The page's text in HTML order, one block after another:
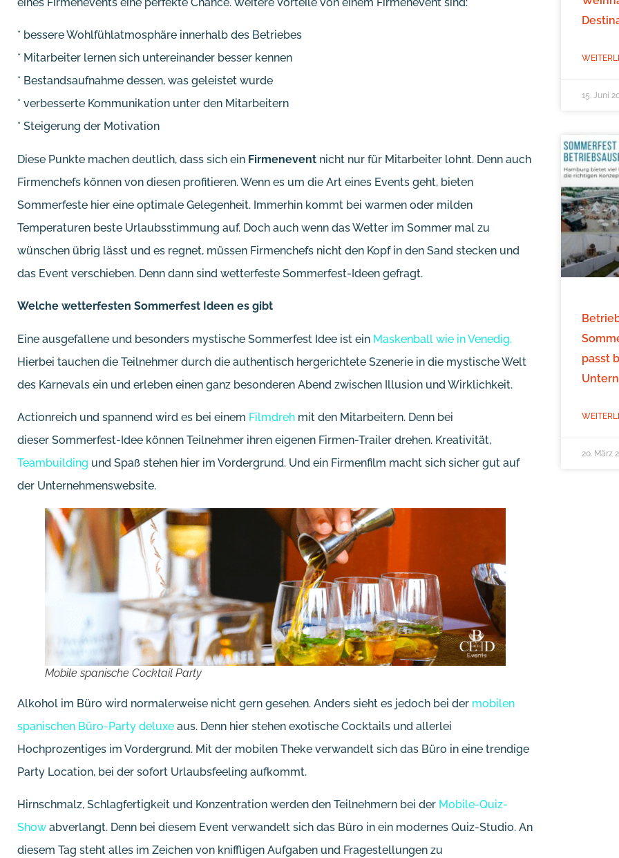
* bessere Wohlfühlatmosphäre innerhalb des Betriebes
* Mitarbeiter lernen sich untereinander besser kennen
* Bestandsaufnahme dessen, was geleistet wurde
* verbesserte Kommunikation unter den Mitarbeitern
* Steigerung der Motivation
Diese Punkte machen deutlich, dass sich ein Firmenevent nicht nur für Mitarbeiter lohnt. Denn auch
Firmenchefs können von diesen profitieren. Wenn es um die Art eines Events geht, bieten
Sommerfeste hier eine optimale Gelegenheit. Immerhin kommt bei warmen oder milden
Temperaturen beste Urlaubsstimmung auf. Doch auch wenn das Wetter im Sommer mal zu
wünschen übrig lässt und es regnet, müssen Firmenchefs nicht den Kopf in den Sand stecken und
das Event verschieben. Denn dann sind wetterfeste Sommerfest-Ideen gefragt.
Welche wetterfesten Sommerfest Ideen es gibt
Eine ausgefallene und besonders mystische Sommerfest Idee ist ein Maskenball wie in Venedig.
Hierbei tauchen die Teilnehmer durch die authentisch hergerichtete Szenerie in die mystische Welt
des Karnevals ein und erleben einen ganz besonderen Abend zwischen Illusion und Wirklichkeit.
Actionreich und spannend wird es bei einem Filmdreh mit den Mitarbeitern. Denn bei
dieser Sommerfest-Idee können Teilnehmer ihren eigenen Firmen-Trailer drehen. Kreativität,
Teambuilding und Spaß stehen hier im Vordergrund. Und ein Firmenfilm macht sich sicher gut auf
der Unternehmenswebsite.
Mobile spanische Cocktail Party
Alkohol im Büro wird normalerweise nicht gern gesehen. Anders sieht es jedoch bei der mobilen
spanischen Büro-Party deluxe aus. Denn hier stehen exotische Cocktails und allerlei
Hochprozentiges im Vordergrund. Mit der mobilen Theke verwandelt sich das Büro in eine trendige
Party Location, bei der sofort Urlaubsfeeling aufkommt.
Hirnschmalz, Schlagfertigkeit und Konzentration werden den Teilnehmern bei der Mobile-Quiz-
Show abverlangt. Denn bei diesem Event verwandelt sich das Büro in ein modernes Quiz-Studio. An
diesem Tag steht alles im Zeichen von kniffligen Aufgaben und Fragestellungen zu
15. Juni
passt
20. März